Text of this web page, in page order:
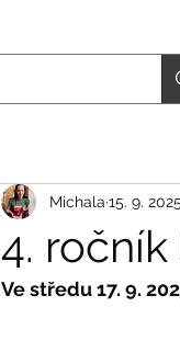
4.
Michala 15. 9. 2025
Ve středu 17. 9.